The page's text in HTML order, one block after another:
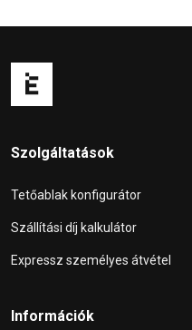
Szolgáltatások
Tetőablak konfigurátor
Szállítási díj kalkulátor
Expressz személyes átvétel
Információk